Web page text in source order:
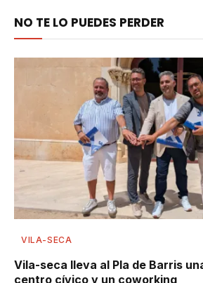
NO TE LO PUEDES PERDER
VILA-SECA
Vila-seca lleva al Pla de Barris
centro cívico y un coworking